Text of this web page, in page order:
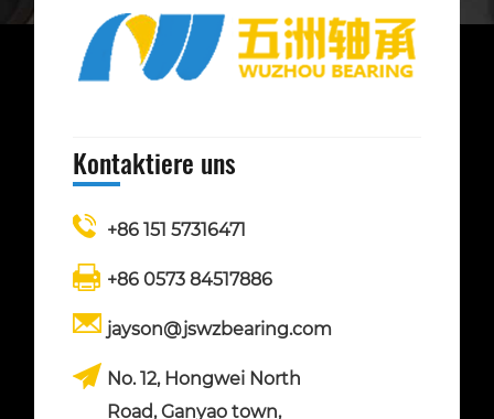
Kontaktiere uns
+86 151 57316471
+86 0573 84517886
jayson@jswzbearing.com
No. 12, Hongwei North
Road, Ganyao town,